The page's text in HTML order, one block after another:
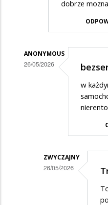
dobrze
ANONYMOUS
26/05/2026
odpowiedzi
Minister
w
ZWYCZAJNY
26/05/2026